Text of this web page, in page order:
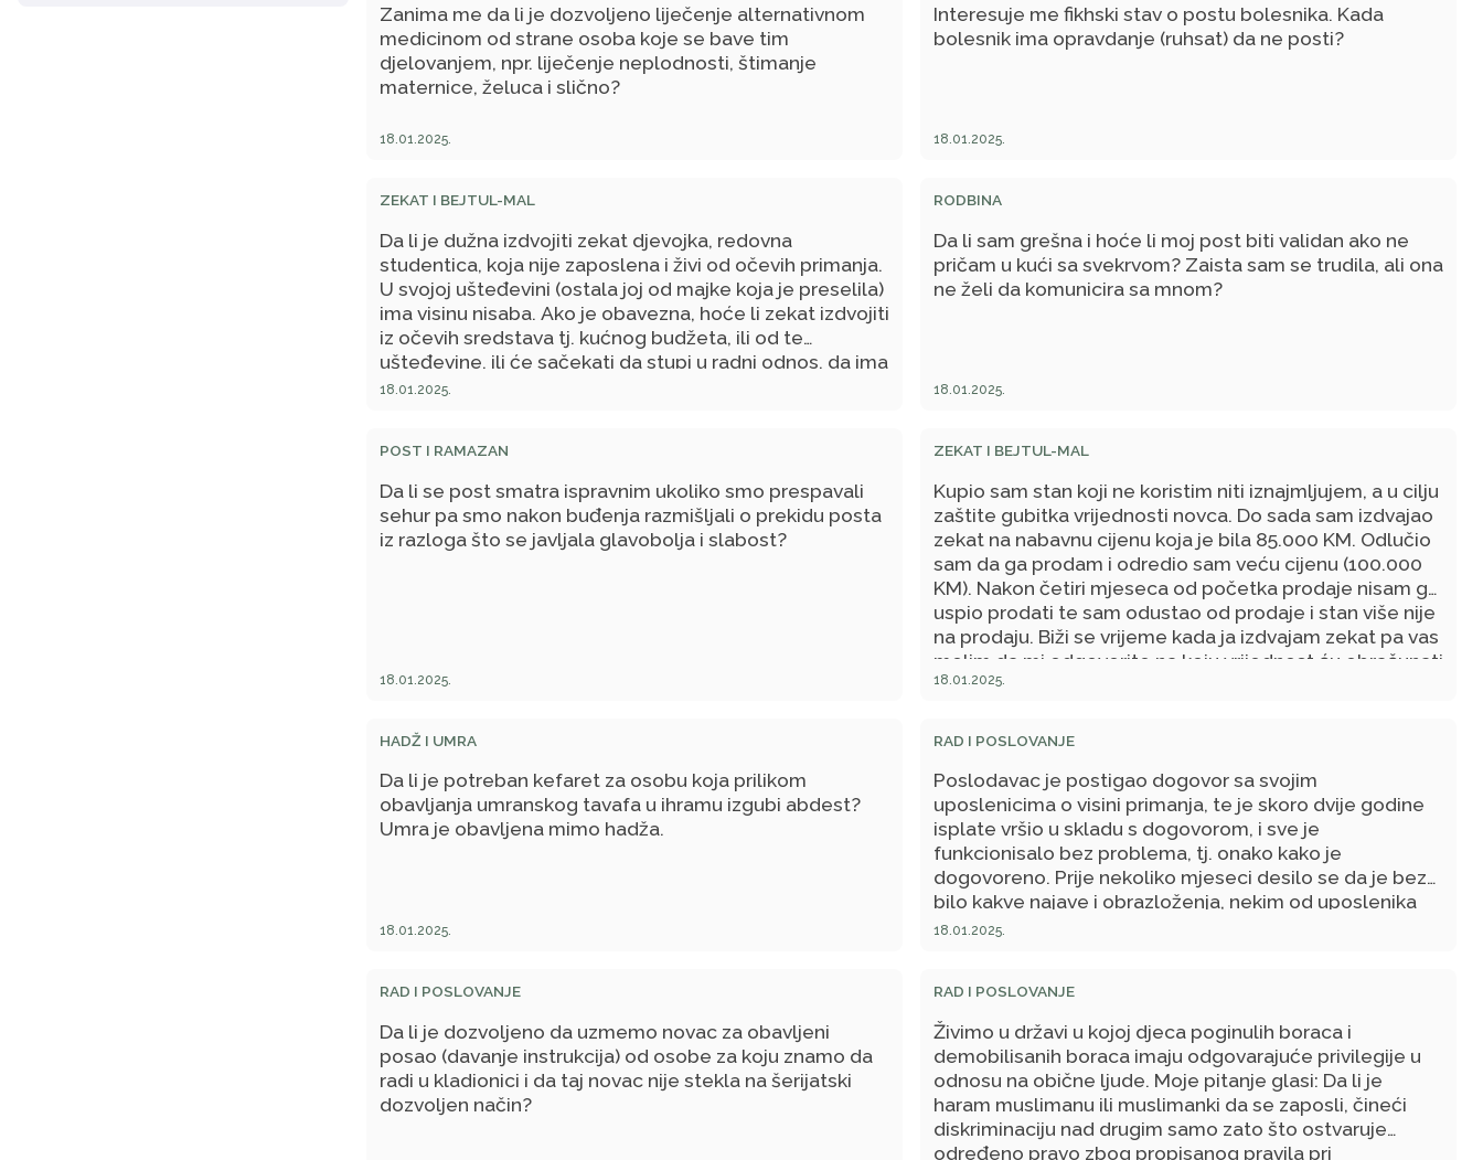
Zanima me da li je dozvoljeno liječenje alternativnom
medicinom od strane osoba koje se bave tim
djelovanjem, npr. liječenje neplodnosti, štimanje
maternice, želuca i slično?
18.01.2025.
Interesuje me fikhski stav o postu bolesnika. Kada
bolesnik ima opravdanje (ruhsat) da ne posti?
18.01.2025.
ZEKAT I BEJTUL-MAL
Da li je dužna izdvojiti zekat djevojka, redovna
studentica, koja nije zaposlena i živi od očevih primanja.
U svojoj ušteđevini (ostala joj od majke koja je preselila)
ima visinu nisaba. Ako je obavezna, hoće li zekat izdvojiti
iz očevih sredstava tj. kućnog budžeta, ili od te
ušteđevine, ili će sačekati da stupi u radni odnos, da ima
svoju platu, i da tada počne izdvajati zekat?
18.01.2025.
RODBINA
Da li sam grešna i hoće li moj post biti validan ako ne
pričam u kući sa svekrvom? Zaista sam se trudila, ali ona
ne želi da komunicira sa mnom?
18.01.2025.
POST I RAMAZAN
Da li se post smatra ispravnim ukoliko smo prespavali
sehur pa smo nakon buđenja razmišljali o prekidu posta
iz razloga što se javljala glavobolja i slabost?
18.01.2025.
ZEKAT I BEJTUL-MAL
Kupio sam stan koji ne koristim niti iznajmljujem, a u cilju
zaštite gubitka vrijednosti novca. Do sada sam izdvajao
zekat na nabavnu cijenu koja je bila 85.000 KM. Odlučio
sam da ga prodam i odredio sam veću cijenu (100.000
KM). Nakon četiri mjeseca od početka prodaje nisam ga
uspio prodati te sam odustao od prodaje i stan više nije
na prodaju. Biži se vrijeme kada ja izdvajam zekat pa vas
molim da mi odgovorite na koju vrijednost ću obračunati
2,5%?
18.01.2025.
HADŽ I UMRA
Da li je potreban kefaret za osobu koja prilikom
obavljanja umranskog tavafa u ihramu izgubi abdest?
Umra je obavljena mimo hadža.
18.01.2025.
RAD I POSLOVANJE
Poslodavac je postigao dogovor sa svojim
uposlenicima o visini primanja, te je skoro dvije godine
isplate vršio u skladu s dogovorom, i sve je
funkcionisalo bez problema, tj. onako kako je
dogovoreno. Prije nekoliko mjeseci desilo se da je bez
bilo kakve najave i obrazloženja, nekim od uposlenika
isplaćeno znatno manje u odnosu na iznos koji je ranije
isplate vršene suprotno odredbama važećeg pravilnika.
Onda je prije nekoliko mjeseci poslodavac počeo
primjenjivati odredbe važećeg pravilnika, te je zato
uposlenicima isplaćeno manje od onoga što je
dogovoreno. Sada se pitamo: ko je kome dužan - da li
poslodavac uposlenicima jer nije ispoštovao dogovor
(ne ulazeći u metode obračuna plata i naknada), ili su
18.01.2025.
RAD I POSLOVANJE
Da li je dozvoljeno da uzmemo novac za obavljeni
posao (davanje instrukcija) od osobe za koju znamo da
radi u kladionici i da taj novac nije stekla na šerijatski
dozvoljen način?
RAD I POSLOVANJE
Živimo u državi u kojoj djeca poginulih boraca i
demobilisanih boraca imaju odgovarajuće privilegije u
odnosu na obične ljude. Moje pitanje glasi: Da li je
haram muslimanu ili muslimanki da se zaposli, čineći
diskriminaciju nad drugim samo zato što ostvaruje
određeno pravo zbog propisanog pravila pri